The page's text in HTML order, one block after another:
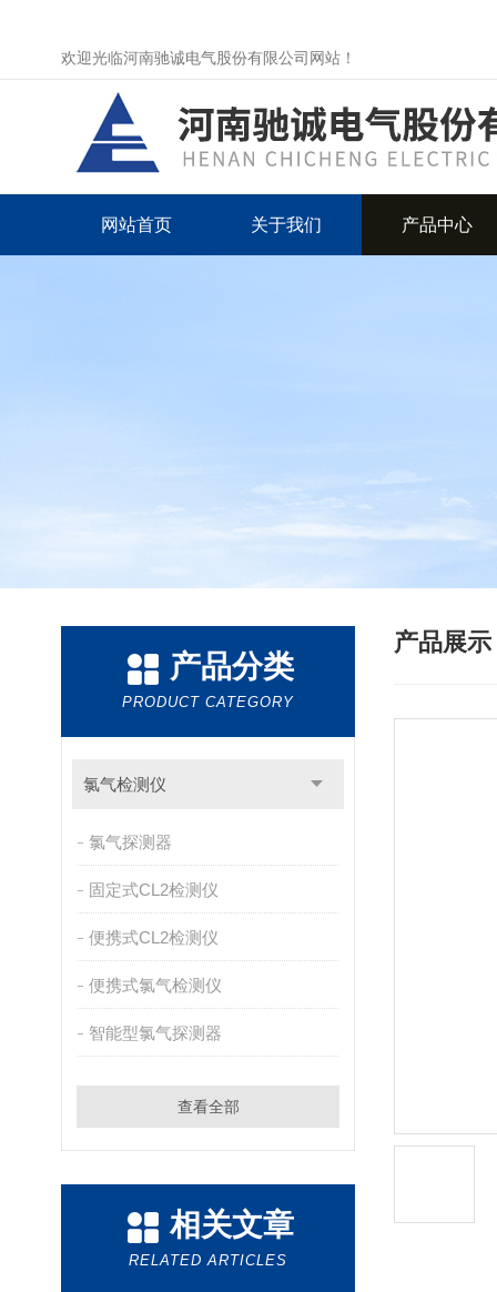
欢迎光临河南驰诚电气股份有限公司网站！
网站首页 关于我们 产品中心
产品分类
PRODUCT CATEGORY
氯气检测仪
氯气探测器
固定式CL2检测仪
便携式CL2检测仪
便携式氯气检测仪
智能型氯气探测器
查看全部
相关文章
RELATED ARTICLES
产品展示